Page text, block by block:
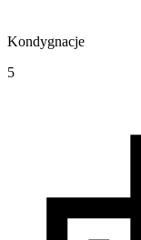
Kondygnacje
5